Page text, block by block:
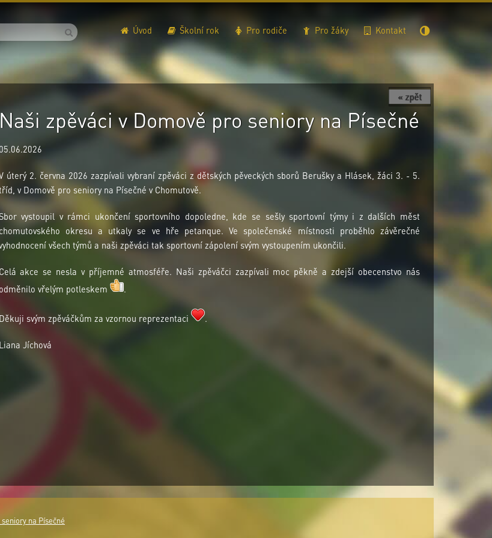
Úvod Školní rok Pro rodiče Pro žáky Kontakt
« zpět
Naši zpěváci v Domově pro seniory na Písečné
05.06.2026
úterý 2. června 2026 zazpívali vybraní zpěváci z dětských pěveckých sborů Berušky a Hlásek, žáci 3. - 5.
v Domově pro seniory na Písečné v Chomutově.
vystoupil v rámci ukončení sportovního dopoledne, kde se sešly sportovní týmy i z dalších měst
chomutovského okresu a utkaly se ve hře petanque. Ve společenské místnosti proběhlo závěrečné
všech týmů a naši zpěváci tak sportovní zápolení svým vystoupením ukončili.
Celá akce se nesla v příjemné atmosféře. Naši zpěváčci zazpívali moc pěkně a zdejší obecenstvo nás
odměnilo vřelým potleskem
.
Děkuji svým zpěváčkům za vzornou reprezentaci .
Liana Jíchová
na Písečné